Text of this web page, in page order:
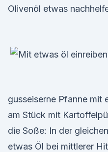
Olivenöl etwas
gusseiserne Pfanne mit
am Stück mit
die Soße: In der
etwas Öl bei mittlerer